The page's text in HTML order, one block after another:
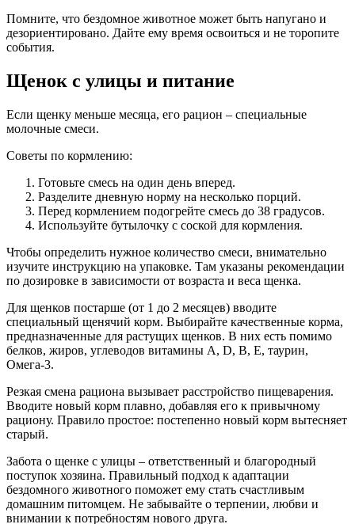
Помните, что бездомное животное может быть напугано и
дезориентировано. Дайте ему время освоиться и не торопите
события.
Щенок с улицы и питание
Если щенку меньше месяца, его рацион – специальные
молочные смеси.
Советы по кормлению:
Готовьте смесь на один день вперед.
Разделите дневную норму на несколько порций.
Перед кормлением подогрейте смесь до 38 градусов.
Используйте бутылочку с соской для кормления.
Чтобы определить нужное количество смеси, внимательно
изучите инструкцию на упаковке. Там указаны рекомендации
по дозировке в зависимости от возраста и веса щенка.
Для щенков постарше (от 1 до 2 месяцев) вводите
специальный щенячий корм. Выбирайте качественные корма,
предназначенные для растущих щенков. В них есть помимо
белков, жиров, углеводов витамины А, D, B, E, таурин,
Омега-3.
Резкая смена рациона вызывает расстройство пищеварения.
Вводите новый корм плавно, добавляя его к привычному
рациону. Правило простое: постепенно новый корм вытесняет
старый.
Забота о щенке с улицы – ответственный и благородный
поступок хозяина. Правильный подход к адаптации
бездомного животного поможет ему стать счастливым
домашним питомцем. Не забывайте о терпении, любви и
внимании к потребностям нового друга.